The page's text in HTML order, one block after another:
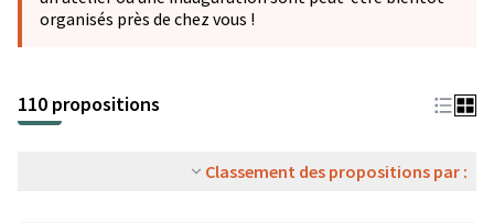
organisés près de chez vous !
110 propositions
Classement des propositions par :